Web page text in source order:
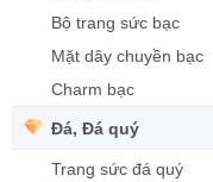
Bộ trang sức bạc
Mặt dây chuyền bạc
Charm bạc
Đá, Đá quý
Trang sức đá quý